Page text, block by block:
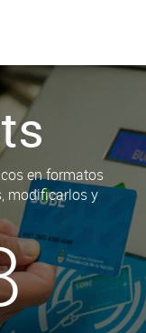
en formatos
modificarlos y